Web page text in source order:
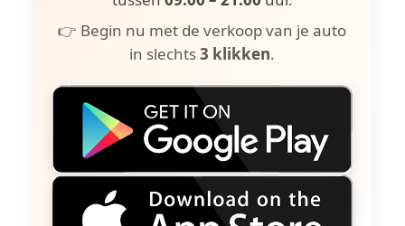
👉 Begin nu met de verkoop van je auto
in slechts3 klikken.